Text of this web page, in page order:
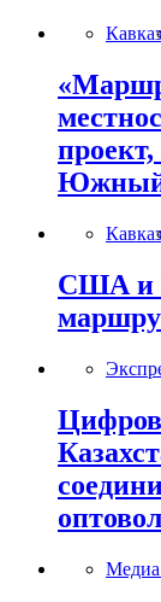
Южный
США и
Медиа